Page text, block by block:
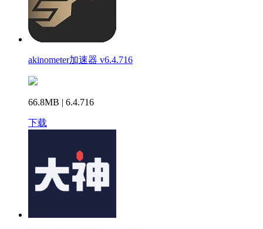
akinometer加速器 v6.4.716
66.8MB | 6.4.716
下载